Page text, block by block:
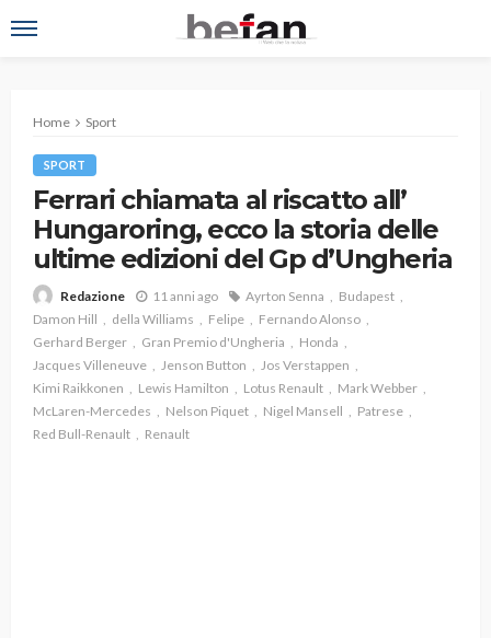
Home Sport
SPORT
Ferrari chiamata al riscatto all’
Hungaroring, ecco la storia delle
ultime edizioni del Gp d’Ungheria
Redazione 11 anni ago Ayrton Senna
Budapest
Damon Hill
della Williams Felipe
Fernando Alonso
Gerhard Berger
Gran Premio d'Ungheria
Honda
Jacques Villeneuve
Jenson Button
Jos Verstappen
Kimi Raikkonen
Lewis Hamilton Lotus Renault
Mark Webber
McLaren-Mercedes
Nelson Piquet Nigel Mansell
Patrese
Red Bull-Renault
Renault